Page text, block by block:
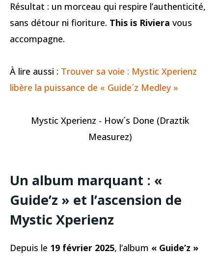
Résultat : un morceau qui respire l’authenticité,
sans détour ni fioriture. This is Riviera vous
accompagne.
À lire aussi : Trouver sa voie : Mystic Xperienz
libère la puissance de « Guide´z Medley »
Mystic Xperienz - How´s Done (Draztik
Measurez)
Un album marquant : «
Guide’z » et l’ascension de
Mystic Xperienz
Depuis le 19 février 2025, l’album « Guide’z »